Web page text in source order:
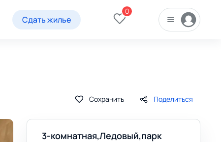
Сдать жилье
0
Сохранить Поделиться
3-комнатная,Ледовый,парк